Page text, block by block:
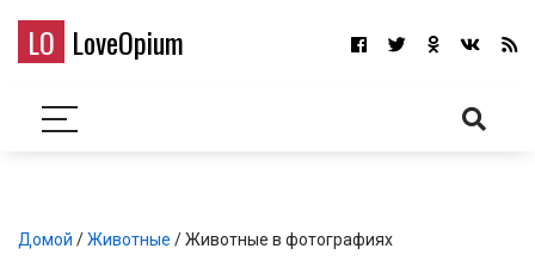
LO LoveOpium
Домой /Животные / Животные в фотографиях